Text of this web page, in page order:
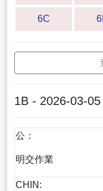
6C
1B - 2026-03-05
公：
明交作業
CHIN: